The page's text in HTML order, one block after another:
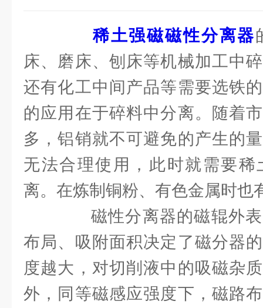
稀土强磁磁性分离器
床、磨床、刨床等机械加工中
还有化工中间产品等需要选铁
的应用在于碎料中分离。随着
多，铝销就不可避免的产生的
无法合理使用，此时就需要
离。在炼制铜粉、有色金属时也
磁性分离器的磁辊外表
布局、吸附面积决定了磁分器
度越大，对切削液中的吸磁杂
外，同等磁感应强度下，磁路